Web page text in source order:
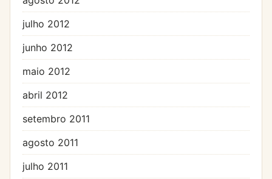
julho 2012
junho 2012
maio 2012
abril 2012
setembro 2011
agosto 2011
julho 2011